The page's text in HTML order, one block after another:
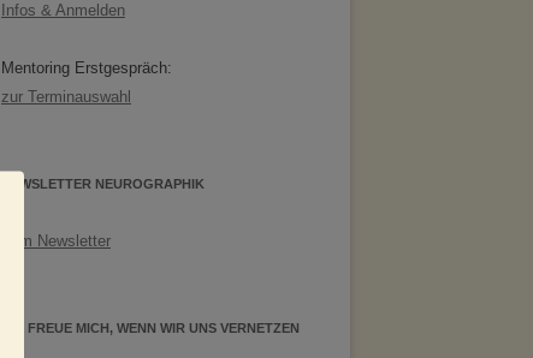
Infos & Anmelden
Mentoring Erstgespräch:
zur Terminauswahl
NEWSLETTER NEUROGRAPHIK
Zum Newsletter
ICH FREUE MICH, WENN WIR UNS VERNETZEN